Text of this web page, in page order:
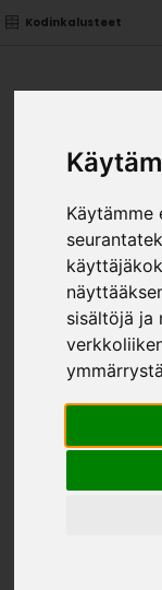
Käytämme
sisältöjä ja
Kodinkalusteet
Komponentit
KOKO